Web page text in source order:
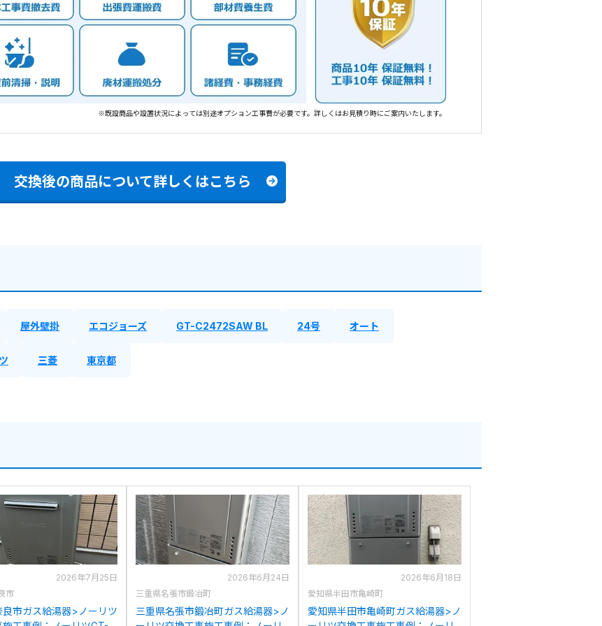
※既設商品や設置状況によっては別途オプション工事費が必要です。詳しくはお見積り時にご案内いたします。
交換後の商品について詳しくはこちら
屋外壁掛 エコジョーズ GT-C2472SAW BL 24号 オート
三菱 東京都
2026年7月25日
市
良市ガス給湯器>ノーリツ
2026年6月24日
三重県名張市鍛冶町
三重県名張市鍛冶町ガス給湯器>ノ
2026年6月18日
愛知県半田市亀崎町
愛知県半田市亀崎町ガス給湯器>ノ